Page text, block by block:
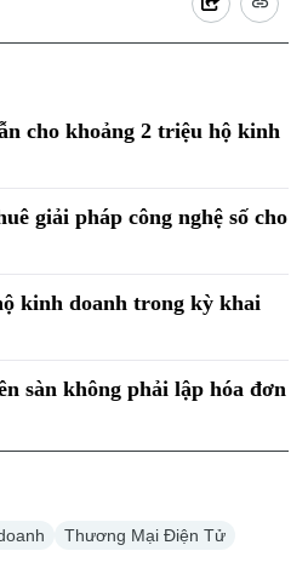
cho khoảng 2 triệu hộ kinh
giải pháp công nghệ số cho
kinh doanh trong kỳ khai
sàn không phải lập hóa đơn
Thương Mại Điện Tử